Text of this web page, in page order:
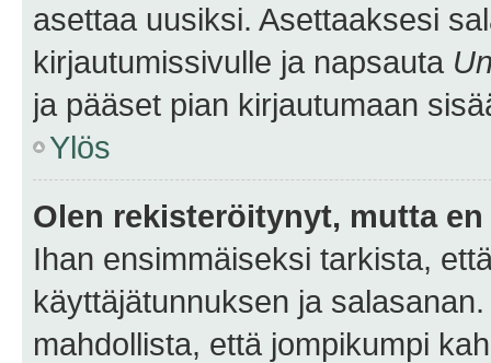
asettaa uusiksi. Asettaaksesi
kirjautumissivulle ja napsauta
ja pääset pian kirjautumaan
Ylös
Olen rekisteröitynyt, mutta
Ihan ensimmäiseksi tarkista,
käyttäjätunnuksen ja
mahdollista, että jompikumpi